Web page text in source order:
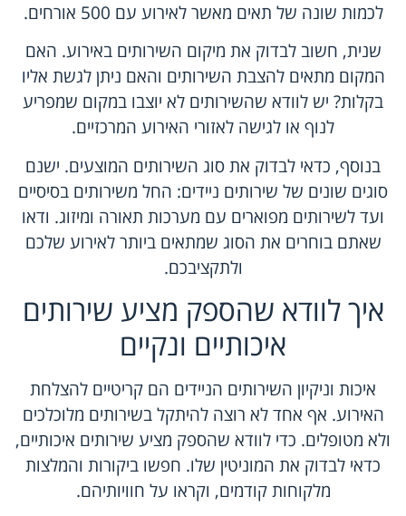
לכמות שונה של תאים מאשר לאירוע עם 500 אורחים.
שנית, חשוב לבדוק את מיקום השירותים באירוע. האם
המקום מתאים להצבת השירותים והאם ניתן לגשת אליו
בקלות? יש לוודא שהשירותים לא יוצבו במקום שמפריע
לנוף או לגישה לאזורי האירוע המרכזיים.
בנוסף, כדאי לבדוק את סוג השירותים המוצעים. ישנם
סוגים שונים של שירותים ניידים: החל משירותים בסיסיים
ועד לשירותים מפוארים עם מערכות תאורה ומיזוג. ודאו
שאתם בוחרים את הסוג שמתאים ביותר לאירוע שלכם
ולתקציבכם.
איך לוודא שהספק מציע שירותים
איכותיים ונקיים
איכות וניקיון השירותים הניידים הם קריטיים להצלחת
האירוע. אף אחד לא רוצה להיתקל בשירותים מלוכלכים
ולא מטופלים. כדי לוודא שהספק מציע שירותים איכותיים,
כדאי לבדוק את המוניטין שלו. חפשו ביקורות והמלצות
מלקוחות קודמים, וקראו על חוויותיהם.